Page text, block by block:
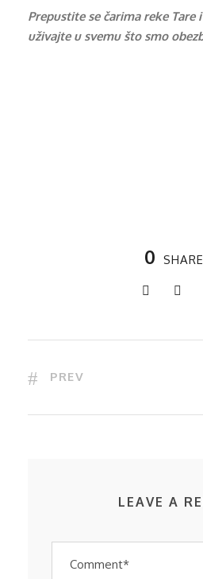
Prepustite se čarima reke Tare
uživajte u svemu što smo
0
PREV
LEAVE A